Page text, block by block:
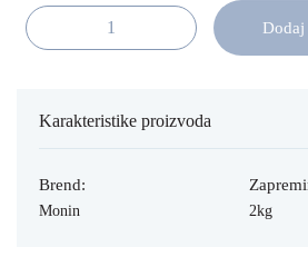
Monin Frappe Vanila 2kg količina
Karakteristike proizvoda
Brend:
Monin 2kg